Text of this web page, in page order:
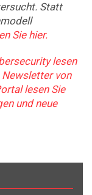
Statt
Sie hier.
lesen
Newsletter von
lesen Sie
und neue